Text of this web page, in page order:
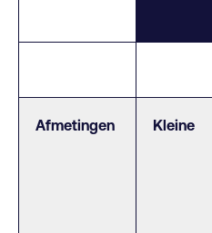
Afmetingen Kleine